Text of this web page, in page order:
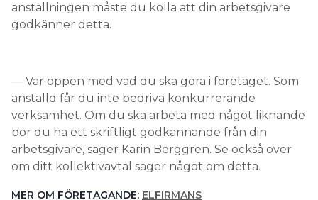
anställningen måste du kolla att din arbetsgivare
godkänner detta.
— Var öppen med vad du ska göra i företaget. Som
anställd får du inte bedriva konkurrerande
verksamhet. Om du ska arbeta med något liknande
bör du ha ett skriftligt godkännande från din
arbetsgivare, säger Karin Berggren. Se också över
om ditt kollektivavtal säger något om detta.
MER OM FÖRETAGANDE: ELFIRMANS